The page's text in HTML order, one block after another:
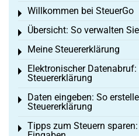
Willkommen bei SteuerGo
Toggle menu
Übersicht: So verwalten
Toggle menu
Meine Steuererklärung
Toggle menu
Elektronischer
Steuererklärung
Toggle menu
Daten eingeben: So
Steuererklärung
Toggle menu
Tipps zum Steuern
Toggle menu